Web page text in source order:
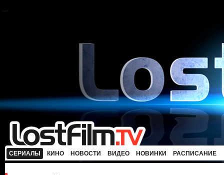
СЕРИАЛЫ КИНО НОВОСТИ ВИДЕО НОВИНКИ РАСПИСАНИЕ